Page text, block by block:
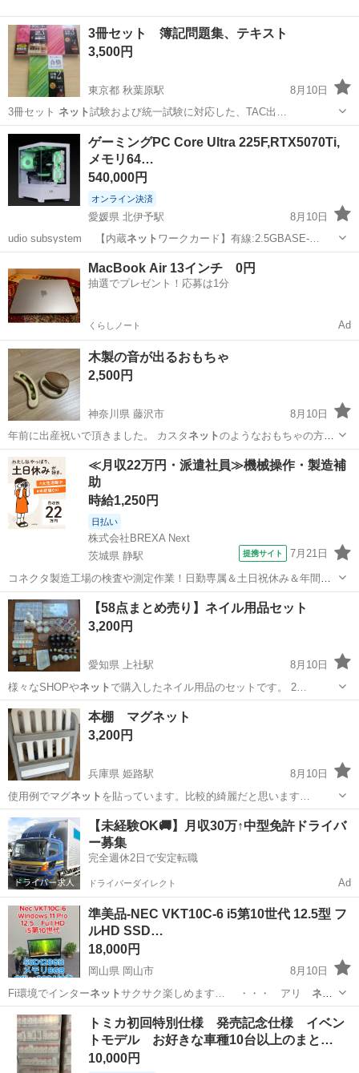
3冊セット 簿記問題集、テキスト
3,500円
東京都 秋葉原駅
8月10日
3冊セット ネット試験および統一試験に対応した、TAC出…
東京 千代田区 秋葉原駅
ゲーミングPC Core Ultra 225F,RTX5070Ti,
メモリ64…
540,000円
オンライン決済
愛媛県 北伊予駅
8月10日
udio subsystem 【内蔵ネット ワークカード】有線:2.5GBASE-…
伊予郡 北伊予駅 デスクトップパソコン
MacBook Air 13インチ 0円
抽選でプレゼント！応募は1分
くらしノート Ad
木製の音が出るおもちゃ
2,500円
神奈川県 藤沢市
8月10日
年前に出産祝いで頂きました。 カスタネットのようなおもちゃの方が
本来ゴムで繋がっ…
神奈川 藤沢市 ベビー用品
≪月収22万円・派遣社員≫機械操作・製造補
助
時給1,250円
日払い
株式会社BREXA Next
茨城県 静駅
提携サイト 7月21日
コネクタ製造工場の検査や測定作業！日勤専属＆土日祝休み＆年間休
日128日★クリーンルーム内作業★マイカー通勤OK＆無料駐車場あり
★就業先食堂利用可！日払い制度あり！《茨城県常陸大宮市》 人気の
工場のお仕事 ◇コネクタ製造工...
茨城 常陸大宮市 静駅 その他
【58点まとめ売り】ネイル用品セット
3,200円
愛知県 上社駅
8月10日
様々なSHOPやネット で購入したネイル用品のセットです。 2…
愛知 名古屋市 上社駅 ネイル
本棚 マグネット
3,200円
兵庫県 姫路駅
8月10日
使用例でマグネット を貼っています。比較的綺麗だと思います…
兵庫 姫路市 姫路駅 おもちゃ
【未経験OK🚚】月収30万↑中型免許ドライバ
ー募集
完全週休2日で安定転職
ドライバーダイレクト Ad
準美品-NEC VKT10C-6 i5第10世代 12.5型 フ
ルHD SSD…
18,000円
岡山県 岡山市
8月10日
Fi環境でインターネット サクサク楽しめます… ・・・ アリ ネッ
トミーティングやビデ…
岡山 岡山市 ノートパソコン 第10世代
トミカ初回特別仕様 発売記念仕様 イベン
トモデル お好きな車種10台以上のまと…
10,000円